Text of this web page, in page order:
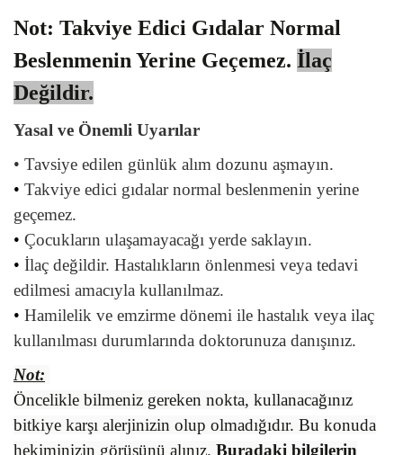
Not: Takviye Edici Gıdalar Normal
Beslenmenin Yerine Geçemez. İlaç
Değildir.
Yasal ve Önemli Uyarılar
• Tavsiye edilen günlük alım dozunu aşmayın.
• Takviye edici gıdalar normal beslenmenin yerine
geçemez.
• Çocukların ulaşamayacağı yerde saklayın.
• İlaç değildir. Hastalıkların önlenmesi veya tedavi
edilmesi amacıyla kullanılmaz.
• Hamilelik ve emzirme dönemi ile hastalık veya ilaç
kullanılması durumlarında doktorunuza danışınız.
Not:
Öncelikle bilmeniz gereken nokta, kullanacağınız
bitkiye karşı alerjinizin olup olmadığıdır. Bu konuda
hekiminizin görüşünü alınız. Buradaki bilgilerin